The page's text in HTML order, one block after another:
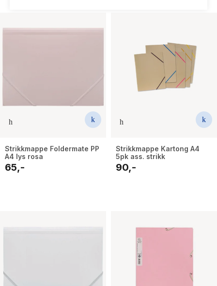
Strikkmappe Foldermate PP
A4 lys rosa
65,-
Strikkmappe Kartong A4
5pk ass. strikk
90,-